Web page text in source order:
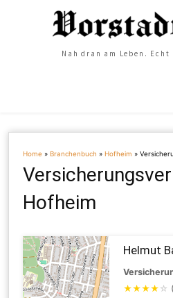
Nah dran am Leben.
Home »Branchenbuch »Hofheim »
Hofheim
Helmut
★★★★ ☆